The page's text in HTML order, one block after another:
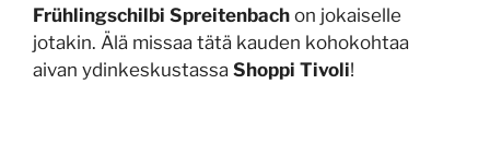
Frühlingschilbi Spreitenbach on jokaiselle
jotakin. Älä missaa tätä kauden kohokohtaa
aivan ydinkeskustassa Shoppi Tivoli!